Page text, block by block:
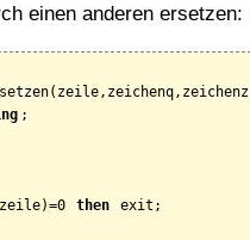
einen anderen ersetzen:
;
then
exit;